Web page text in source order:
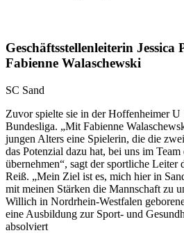
Geschäftsstellenleiterin Jessica
Fabienne Walaschewski
SC Sand
Zuvor spielte sie in der Hoffenheimer
Bundesliga. „Mit Fabienne
jungen Alters eine Spielerin, die die
das Potenzial dazu hat, bei uns im
übernehmen“, sagt der sportliche Leiter
Reiß. „Mein Ziel ist es, mich hier in
mit meinen Stärken die Mannschaft zu
Willich in Nordrhein-Westfalen
eine Ausbildung zur Sport- und
absolviert